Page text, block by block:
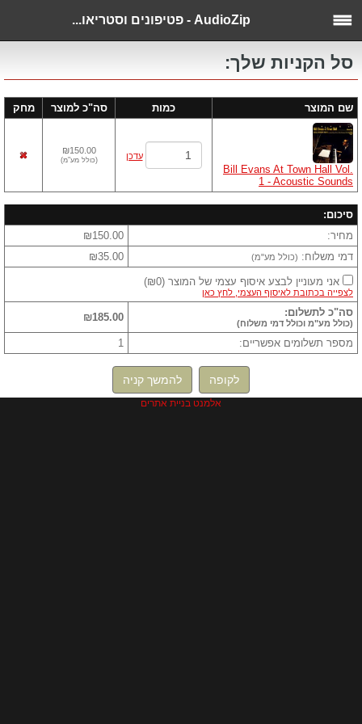
AudioZip - פטיפונים וסטריאו...
סל הקניות שלך:
שם המוצר כמות סה"כ למוצר מחק
Bill Evans At Town Hall Vol.
1 - Acoustic Sounds
עדכן
₪150.00
(כולל מע"מ)
סיכום:
מחיר:
₪150.00
דמי משלוח: (כולל מע"מ) ₪35.00
אני מעוניין לבצע איסוף עצמי של המוצר (
₪0
)
לצפייה בכתובת לאיסוף העצמי, לחץ כאן
סה"כ לתשלום:
(כולל מע"מ וכולל דמי משלוח) ₪185.00
מספר תשלומים אפשריים: 1
לקופה להמשך קניה
אלמנט בניית אתרים